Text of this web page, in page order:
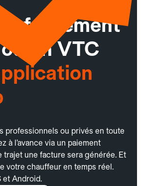
facilement
ou un VTC
professionnels ou privés en toute
à l’avance via un paiement
trajet une facture sera générée. Et
votre chauffeur en temps réel.
et Android.